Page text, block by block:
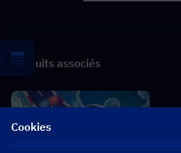
Produits associés
Cookies